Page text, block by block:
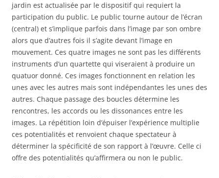
jardin est actualisée par le dispositif qui requiert la
participation du public. Le public tourne autour de l’écran
(central) et s’implique parfois dans l’image par son ombre
alors que d’autres fois il s’agite devant l’image en
mouvement. Ces quatre images ne sont pas les différents
instruments d’un quartette qui viseraient à produire un
quatuor donné. Ces images fonctionnent en relation les
unes avec les autres mais sont indépendantes les unes des
autres. Chaque passage des boucles détermine les
rencontres, les accords ou les dissonances entre les
images. La répétition loin d’épuiser l’expérience multiplie
ces potentialités et renvoient chaque spectateur à
déterminer la spécificité de son rapport à l’œuvre. Celle ci
offre des potentialités qu’affirmera ou non le public.